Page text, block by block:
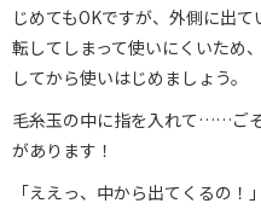
じめてもOKですが、外側に出
転してしまって使いにくいため
してから使いはじめましょう。
毛糸玉の中に指を入れて……ご
があります！
「ええっ、中から出てくるの